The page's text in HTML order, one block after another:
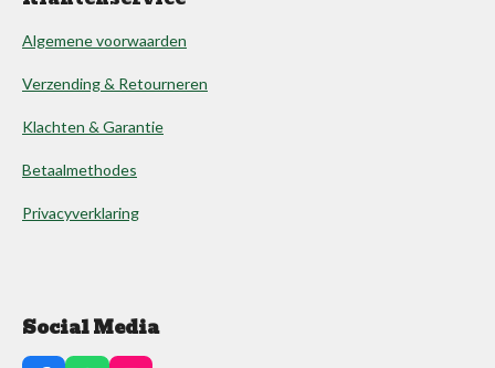
Algemene voorwaarden
Verzending & Retourneren
Klachten & Garantie
Betaalmethodes
Privacyverklaring
Social Media